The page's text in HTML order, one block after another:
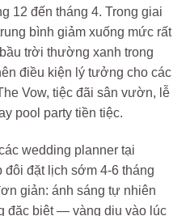
12 đến tháng 4. Trong giai
bình giảm xuống mức rất
trời thường xanh trong
điều kiện lý tưởng cho các
Vow, tiệc đãi sân vườn, lễ
pool party tiền tiệc.
wedding planner tại
đặt lịch sớm 4-6 tháng
giản: ánh sáng tự nhiên
đặc biệt — vàng dịu vào lúc